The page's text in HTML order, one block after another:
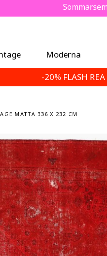
Spara 5 % extra
Moderna
-20% FLASH
MATTA 336 X 232 CM